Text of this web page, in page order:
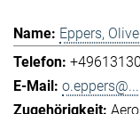
Eppers,
o.eppers@...